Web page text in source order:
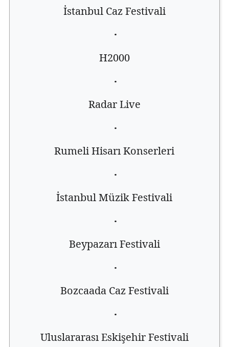
İstanbul Caz Festivali
·
H2000
·
Radar Live
·
Rumeli Hisarı Konserleri
·
İstanbul Müzik Festivali
·
Beypazarı Festivali
·
Bozcaada Caz Festivali
·
Uluslararası Eskişehir Festivali